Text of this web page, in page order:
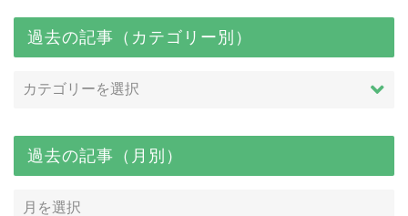
過去の記事（カテゴリー別）
過去の記事（月別）